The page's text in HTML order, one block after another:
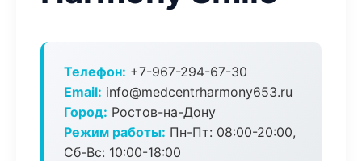
Телефон: +7-967-294-67-30
Email: info@medcentrharmony653.ru
Город: Ростов-на-Дону
Режим работы: Пн-Пт: 08:00-20:00,
Сб-Вс: 10:00-18:00